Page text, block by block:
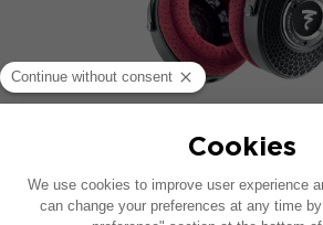
CLEAR MG
PROFESSIONAL